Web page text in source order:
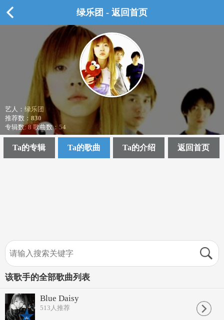
绿乐团 - 返回首页
艺人：绿乐团
推荐数： 830
专辑数: 8 歌曲数：54
Ta的专辑 Ta的歌曲 Ta的介绍 返回首页
该歌手的全部歌曲列表
Blue Daisy
513 人推荐